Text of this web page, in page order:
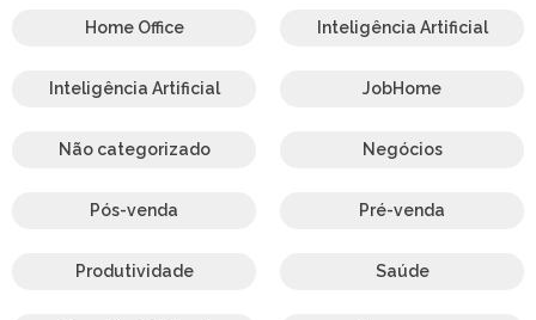
Home Office Inteligência Artificial
Inteligência Artificial JobHome
Não categorizado Negócios
Pós-venda Pré-venda
Produtividade Saúde